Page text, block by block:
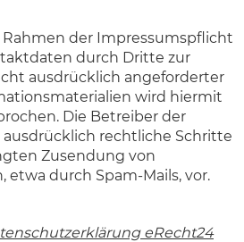
der Impressumspflicht
durch Dritte zur
ausdrücklich angeforderter
wird hiermit
Die Betreiber der
rechtliche Schritte
Zusendung von
durch Spam-Mails, vor.
eRecht24